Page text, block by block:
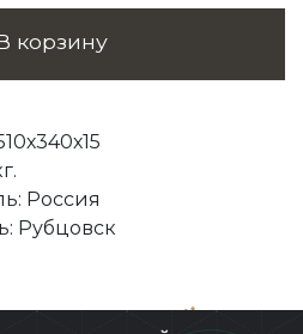
корзину
Россия
Рубцовск